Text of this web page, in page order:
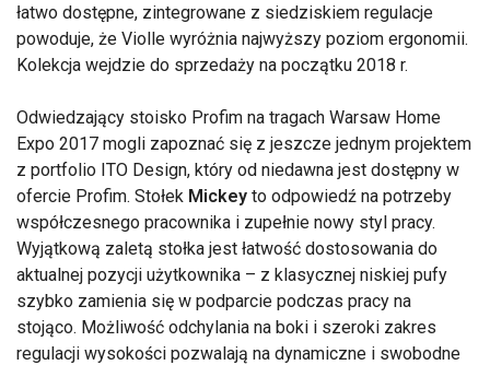
łatwo dostępne, zintegrowane z siedziskiem regulacje
powoduje, że Violle wyróżnia najwyższy poziom ergonomii.
Kolekcja wejdzie do sprzedaży na początku 2018 r.
Odwiedzający stoisko Profim na tragach Warsaw Home
Expo 2017 mogli zapoznać się z jeszcze jednym projektem
z portfolio ITO Design, który od niedawna jest dostępny w
ofercie Profim. Stołek Mickey to odpowiedź na potrzeby
współczesnego pracownika i zupełnie nowy styl pracy.
Wyjątkową zaletą stołka jest łatwość dostosowania do
aktualnej pozycji użytkownika – z klasycznej niskiej pufy
szybko zamienia się w podparcie podczas pracy na
stojąco. Możliwość odchylania na boki i szeroki zakres
regulacji wysokości pozwalają na dynamiczne i swobodne